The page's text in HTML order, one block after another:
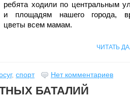
ребята ходили по центральным
и площадям нашего города,
цветы всем мамам.
ЧИТАТЬ
, спорт Нет комментариев
БАТАЛИЙ